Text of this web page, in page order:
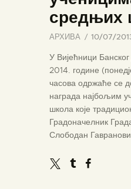
средњих
АРХИВА 10/07/
У Вијећници
2014. године
часова одржаће се
награда најбољим
школа које
Градоначелник
Слободан